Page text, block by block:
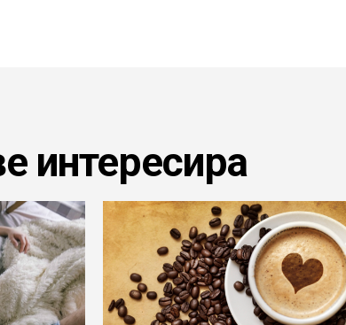
интересира